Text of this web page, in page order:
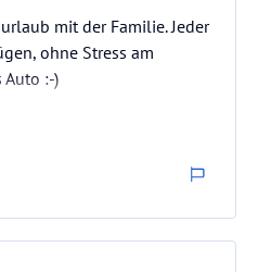
mit der Familie. Jeder
ohne Stress am
:-)